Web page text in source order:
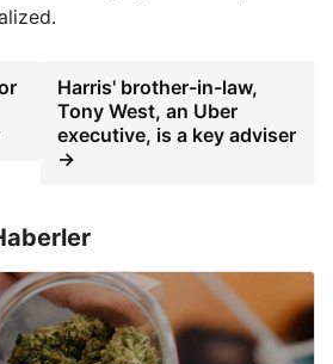
Harris' brother-in-law,
Tony West, an Uber
executive, is a key adviser
→